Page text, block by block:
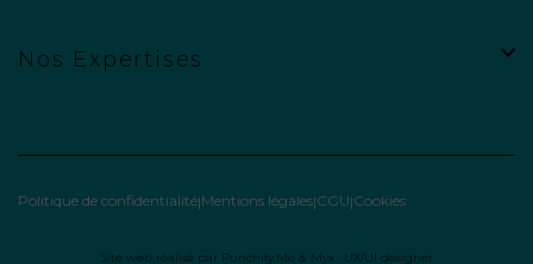
Nos Expertises
Politique de confidentialité Mentions légales CGU Cookies
Site web réalisé par Punchify.Me & Myx : UX/UI designer